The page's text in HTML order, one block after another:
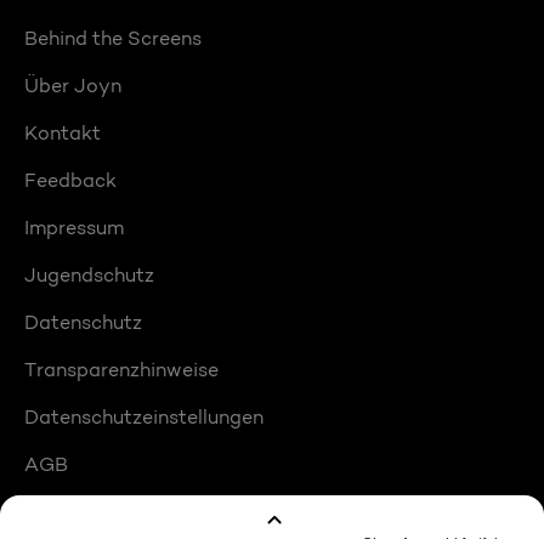
Behind the Screens
Über Joyn
Kontakt
Feedback
Impressum
Jugendschutz
Datenschutz
Transparenzhinweise
Datenschutzeinstellungen
AGB